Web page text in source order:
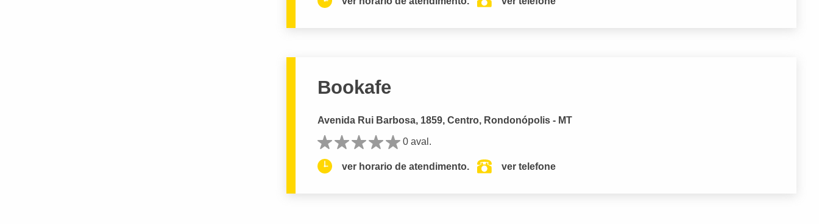
Bookafe
Avenida Rui Barbosa, 1859, Centro, Rondonópolis - MT
0 aval.
ver horario de atendimento. ver telefone